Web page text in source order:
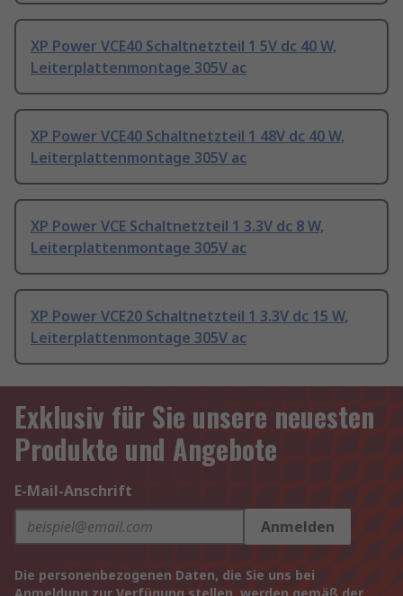
XP Power VCE40 Schaltnetzteil 1 5V dc 40 W,
Leiterplattenmontage 305V ac
XP Power VCE40 Schaltnetzteil 1 48V dc 40 W,
Leiterplattenmontage 305V ac
XP Power VCE Schaltnetzteil 1 3.3V dc 8 W,
Leiterplattenmontage 305V ac
XP Power VCE20 Schaltnetzteil 1 3.3V dc 15 W,
Leiterplattenmontage 305V ac
Exklusiv für Sie unsere neuesten
Produkte und Angebote
E-Mail-Anschrift
Anmelden
Die personenbezogenen Daten, die Sie uns bei